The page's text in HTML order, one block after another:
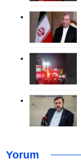
Yorum